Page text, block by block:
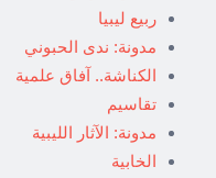
ربيع ليبيا
مدونة: ندى الحبوني
الكناشة.. آفاق علمية
تقاسيم
مدونة: الآثار الليبية
الخابية